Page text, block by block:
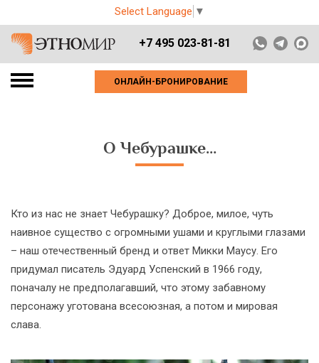
Select Language ▼
+7 495 023-81-81
ОНЛАЙН-БРОНИРОВАНИЕ
О Чебурашке…
Кто из нас не знает Чебурашку? Доброе, милое, чуть
наивное существо с огромными ушами и круглыми глазами
– наш отечественный бренд и ответ Микки Маусу. Его
придумал писатель Эдуард Успенский в 1966 году,
поначалу не предполагавший, что этому забавному
персонажу уготована всесоюзная, а потом и мировая
слава.